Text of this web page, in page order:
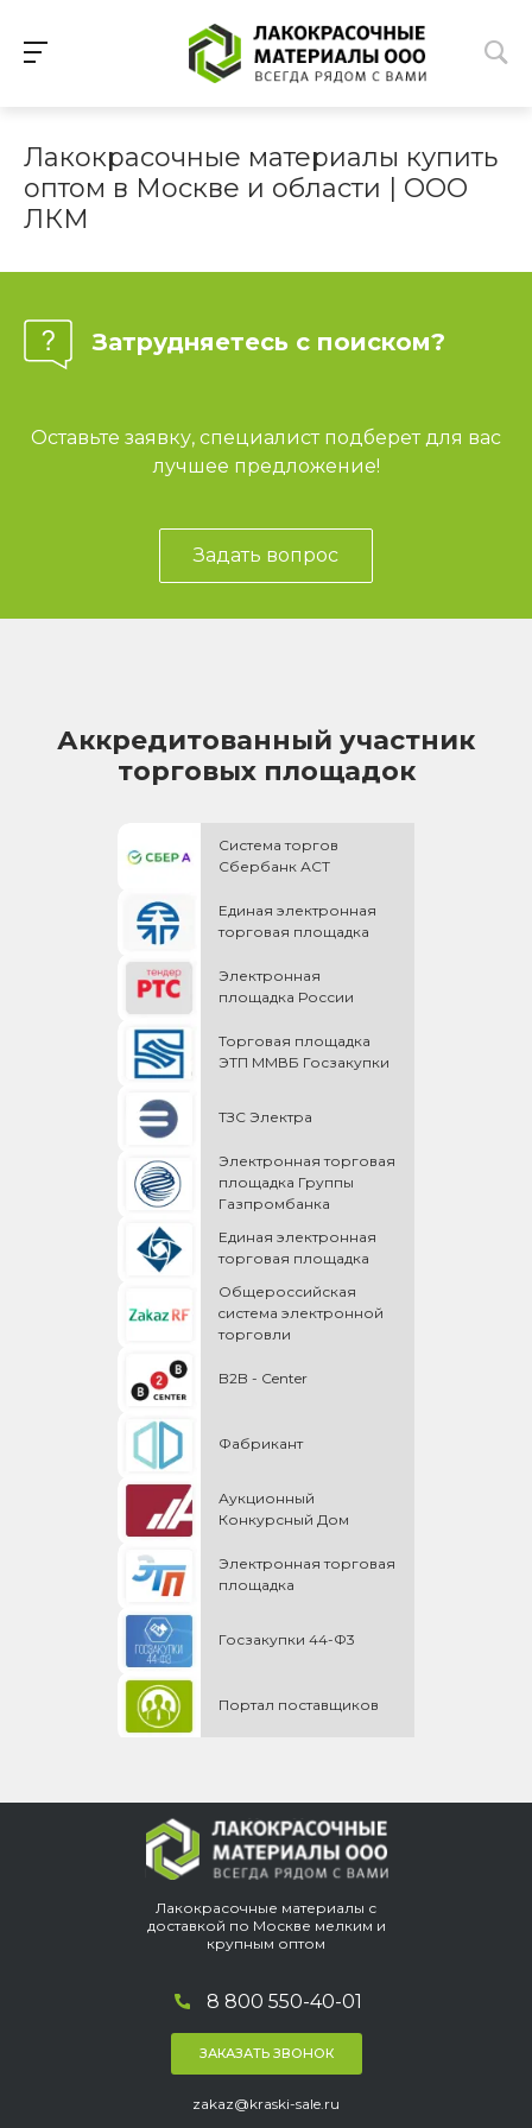
Лакокрасочные материалы купить
оптом в Москве и области | ООО
ЛКМ
Затрудняетесь с поиском?
Оставьте заявку, специалист подберет для вас
лучшее предложение!
Задать вопрос
Аккредитованный участник
торговых площадок
Система торгов
Сбербанк АСТ
Единая электронная
торговая площадка
Электронная
площадка России
Торговая площадка
ЭТП ММВБ Госзакупки
ТЗС Электра
Электронная торговая
площадка Группы
Газпромбанка
Единая электронная
торговая площадка
Общероссийская
cистема электронной
торговли
B2B - Center
Фабрикант
Аукционный
Конкурсный Дом
Электронная торговая
площадка
Госзакупки 44-Ф3
Портал поставщиков
Лакокрасочные материалы с
доставкой по Москве мелким и
крупным оптом
8 800 550-40-01
ЗАКАЗАТЬ ЗВОНОК
zakaz@kraski-sale.ru